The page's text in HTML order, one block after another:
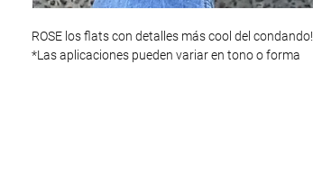
ROSE los flats con detalles más cool del condando!
*Las aplicaciones pueden variar en tono o forma